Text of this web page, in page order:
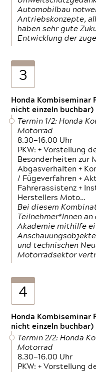
Automobilbau
Antriebskonzepte,
haben sehr gute
Entwicklung der
3
Honda Kombiseminar
nicht einzeln buchbar)
Termin 1/2: Honda
Motorrad
8.30—16.00 Uhr
PKW: + Vorstellung
Besonderheiten zur
Abgasverhalten +
/ Fügeverfahren +
Fahrerassistenz +
Herstellers Moto…
Bei diesem
Teilnehmer*Innen
Akademie mithilfe
und technischen
Motorradsektor
4
Honda Kombiseminar
nicht einzeln buchbar)
Termin 2/2: Honda
Motorrad
8.30—16.00 Uhr
PKW: + Vorstellung